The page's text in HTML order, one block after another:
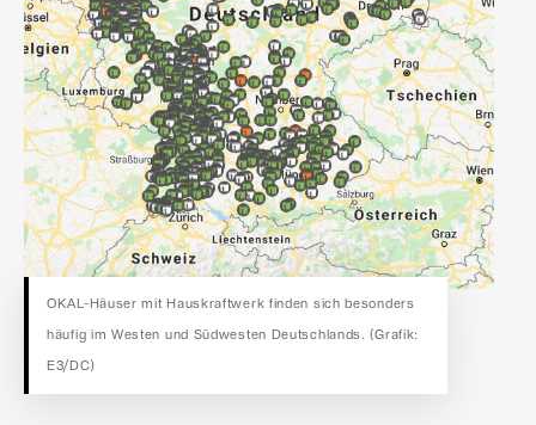
OKAL-Häuser mit Hauskraftwerk finden sich besonders
häufig im Westen und Südwesten Deutschlands. (Grafik:
E3/DC)